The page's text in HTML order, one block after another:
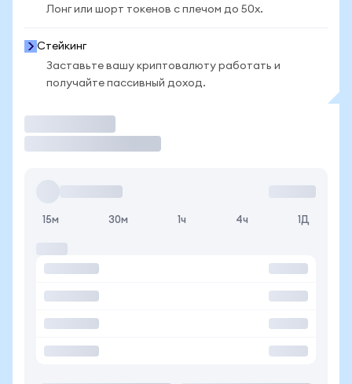
Лонг или шорт токенов с плечом до 50x.
Стейкинг
Заставьте вашу криптовалюту работать и
получайте пассивный доход.
15м 30м 1ч 4ч 1Д